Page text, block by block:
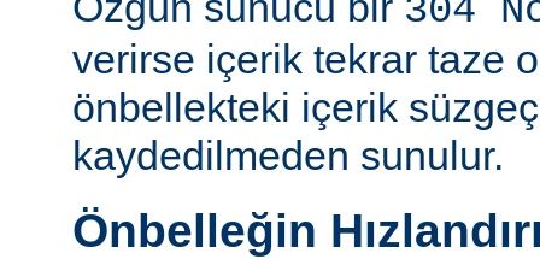
304
verirse içerik tekrar taze
önbellekteki içerik
kaydedilmeden sunulur.
Önbelleğin